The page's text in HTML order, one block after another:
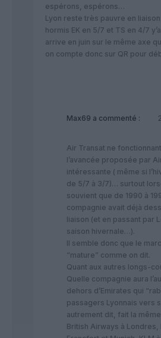
espérons, espérons…
Lyon reste très pauvre en
hormis EK en 5/7 et TS en 4/7
arrive en juin sur le même axe
on compte donc sur QR pour
Max69 a commenté :
Air Transat ne fonctionnant
l’avancée proposée par
intéressante ( même si
de 5/7 à 3/7)… surtout
souvient que de 1990 à
compagnie avait déjà
liaison (et en passant par
saison hivernale…).
Il semble donc que le
“mature” comme on dit.
Quant aux autres longs-
Quelle compagnie aura
dehors d’Emirates qui
passagers Lyonnais vers
autrement dit, fait la
British Airways à Londres,